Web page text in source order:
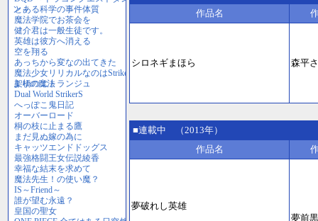
作品名
シロネギまほら 森平
■連載中 （2013年）
作品名
夢破れし英雄
夢前